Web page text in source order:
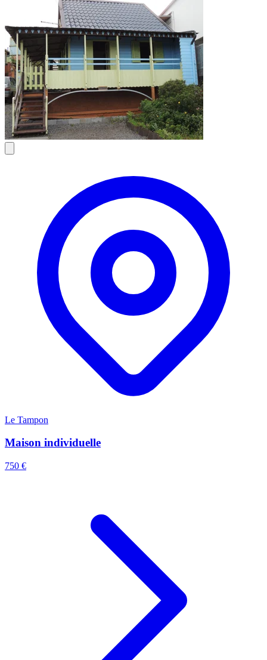
Le Tampon
Maison individuelle
750 €